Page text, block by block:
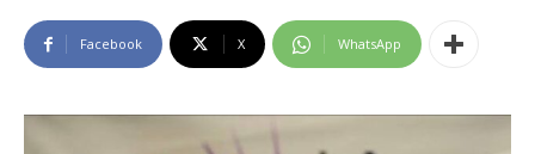
Facebook X WhatsApp